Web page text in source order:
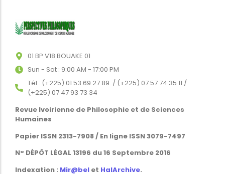
01 BP V18 BOUAKE 01
Sun - Sat : 9:00 AM - 17:00 PM
Tél : (+225) 01 53 69 27 89 / (+225) 07 57 74 35 11 /
(+225) 07 47 93 73 34
Revue Ivoirienne de Philosophie et de Sciences
Humaines
Papier ISSN 2313-7908 / En ligne ISSN 3079-7497
N° DÉPÔT LÉGAL 13196 du 16 Septembre 2016
Indexation : Mir@bel et HalArchive.